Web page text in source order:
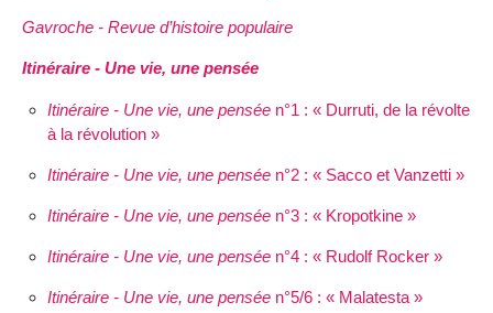
Gavroche - Revue d’histoire populaire
Itinéraire - Une vie, une pensée
Itinéraire - Une vie, une penséen°1 : « Durruti, de la révolte
à la révolution »
Itinéraire - Une vie, une penséen°2 : « Sacco et Vanzetti »
Itinéraire - Une vie, une penséen°3 : « Kropotkine »
Itinéraire - Une vie, une penséen°4 : « Rudolf Rocker »
Itinéraire - Une vie, une penséen°5/6 : « Malatesta »